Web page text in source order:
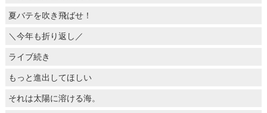
夏バテを吹き飛ばせ！
＼今年も折り返し／
ライブ続き
もっと進出してほしい
それは太陽に溶ける海。